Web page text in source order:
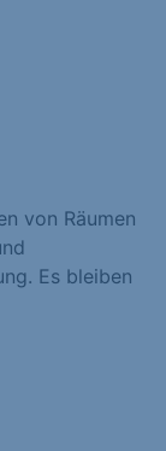
von Räumen
Es bleiben